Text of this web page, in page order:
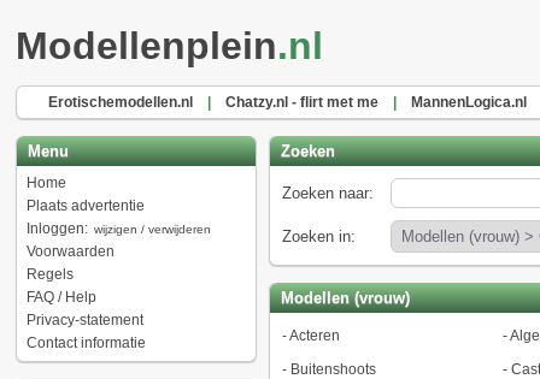
Modellenplein.nl
Erotischemodellen.nl Chatzy.nl - flirt met me MannenLogica.nl
Menu
Home
Plaats advertentie
Inloggen: wijzigen / verwijderen
Voorwaarden
Regels
FAQ / Help
Privacy-statement
Contact informatie
Zoeken
Zoeken naar:
Zoeken in:
Modellen (vrouw)
-Acteren -
- Buitenshoots -